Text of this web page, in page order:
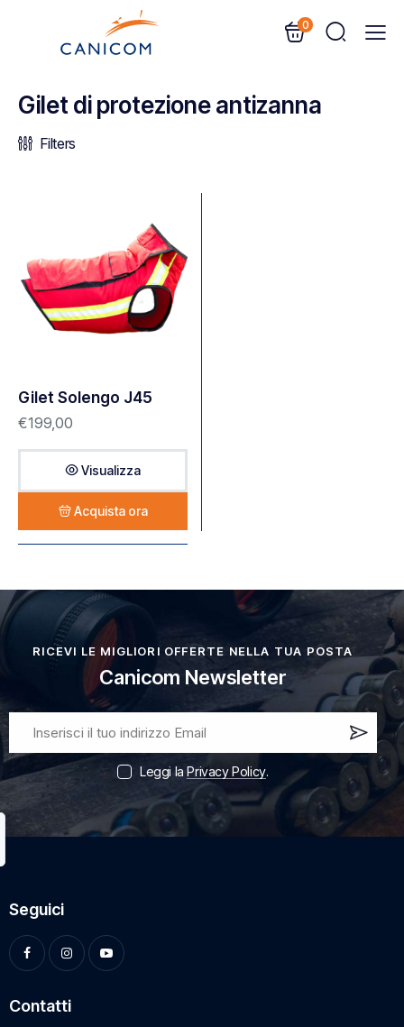
0
Gilet di protezione antizanna
Filters
Gilet Solengo J45
€199,00
Visualizza
Acquista ora
RICEVI LE MIGLIORI OFFERTE NELLA TUA POSTA
Canicom Newsletter
Iscri
vi
ora!
Leggi laPrivacy Policy.
Seguici
Contatti